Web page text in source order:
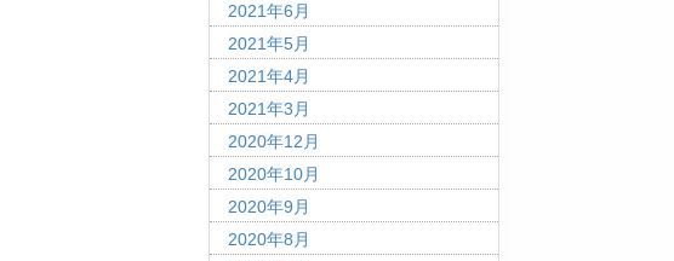
2021年6月
2021年5月
2021年4月
2021年3月
2020年12月
2020年10月
2020年9月
2020年8月